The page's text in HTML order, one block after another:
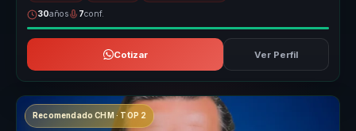
30años 7conf.
Cotizar Ver Perfil
Recomendado CHM · TOP 2